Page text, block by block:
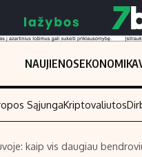
NAUJIENOSEKONOMIKA
SąjungaKriptovaliutos
kaip vis daugiau